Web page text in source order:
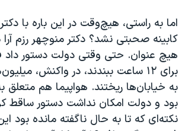
اما به راستی، هیچ‌وقت در این باره با
کابینه صحبتی نشد؟ دکتر منوچهر رزم
هیچ عنوان. حتی وقتی دولت دستور داد
برای ۱۲ ساعت ببندند، در واکنش،
به خیابان‌ها ریختند. هواپیما هم متعلق
بود و دولت امکان نداشت دستور ساقط
نکته‌ای که تا به حال ناگفته مانده بود